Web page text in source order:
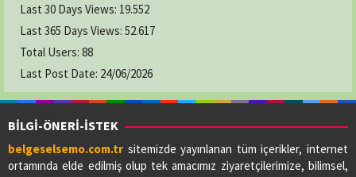
Last 30 Days Views: 19.552
Last 365 Days Views: 52.617
Total Users: 88
Last Post Date: 24/06/2026
BİLGİ-ÖNERİ-İSTEK
belgeselsemo.com.tr sitemizde yayınlanan tüm içerikler, internet
ortamında elde edilmiş olup tek amacımız ziyaretçilerimize, bilimsel,